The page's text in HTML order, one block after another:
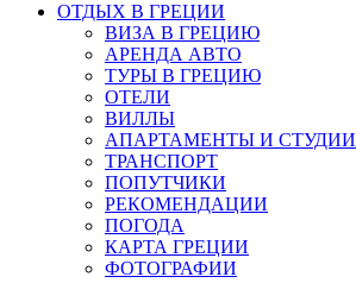
ОТДЫХ В ГРЕЦИИ
ВИЗА В ГРЕЦИЮ
АРЕНДА АВТО
ТУРЫ В ГРЕЦИЮ
ОТЕЛИ
ВИЛЛЫ
АПАРТАМЕНТЫ И СТУДИИ
ТРАНСПОРТ
ПОПУТЧИКИ
РЕКОМЕНДАЦИИ
ПОГОДА
КАРТА ГРЕЦИИ
ФОТОГРАФИИ